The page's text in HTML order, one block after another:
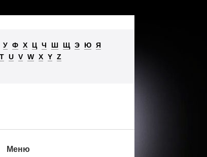
У Ф Х Ц Ч Ш Щ Э Ю Я
T U V W X Y Z
Меню